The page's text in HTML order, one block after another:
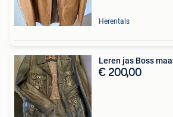
Herentals
Leren jas Boss
€ 200,00